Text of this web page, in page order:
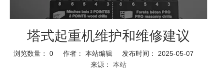
塔式起重机维护和维修建议
浏览数量： 0 作者： 本站编辑 发布时间： 2025-05-07
来源： 本站